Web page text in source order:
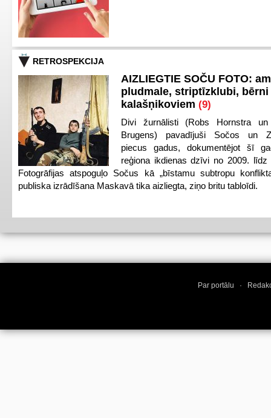
RETROSPEKCIJA
AIZLIEGTIE SOČU FOTO:
pludmale, striptīzklubi, bērni
kalašņikoviem (9)
Divi žurnālisti (Robs Hornstra
Brugens) pavadījuši Sočos un
piecus gadus, dokumentējot šī
reģiona ikdienas dzīvi no 2009. līdz
Fotogrāfijas atspoguļo Sočus kā „bīstamu subtropu
publiska izrādīšana Maskavā tika aizliegta, ziņo britu tabloīdi.
Par portālu ·